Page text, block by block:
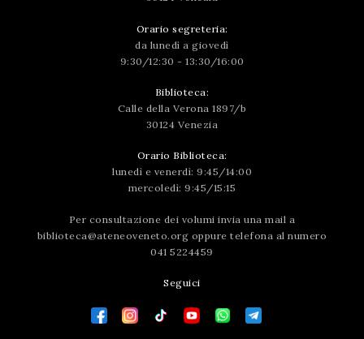
Orario segreteria:
da lunedì a giovedì
9:30/12:30 - 13:30/16:00
Biblioteca:
Calle della Verona 1897/b
30124 Venezia
Orario Biblioteca:
lunedì e venerdì: 9:45/14:00
mercoledì: 9:45/15:15
Per consultazione dei volumi invia una mail a
biblioteca@ateneoveneto.org oppure telefona al numero
041 5224459
Seguici